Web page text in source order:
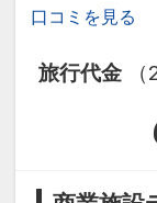
約１６８
はありま
※旅行代金
口コミを見る
旅行代金